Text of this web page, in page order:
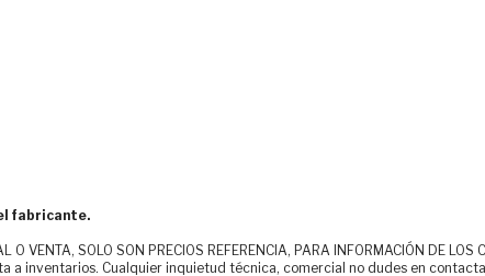
fabricante.
O VENTA, SOLO SON PRECIOS REFERENCIA, PARA INFORMACIÓN DE
a inventarios. Cualquier inquietud técnica, comercial no dudes en